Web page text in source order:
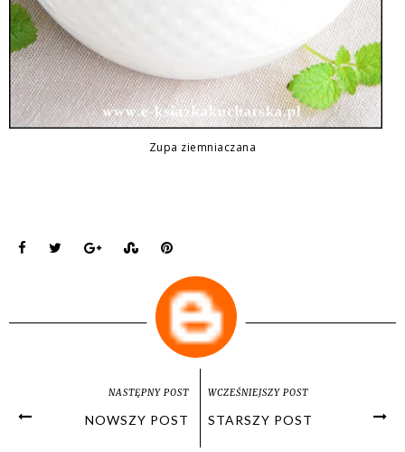
Zupa ziemniaczana
NASTĘPNY POST
NOWSZY POST
WCZEŚNIEJSZY POST
STARSZY POST